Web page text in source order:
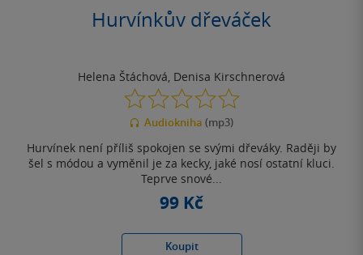
Hurvínkův dřeváček
Helena Štáchová, Denisa Kirschnerová
0.0
z
5
Audiokniha (mp3)
Hurvínek není příliš spokojen se svými dřeváky. Raději by
šel s módou a vyměnil je za kecky, jaké nosí ostatní kluci.
Teprve snové...
99 Kč
Koupit